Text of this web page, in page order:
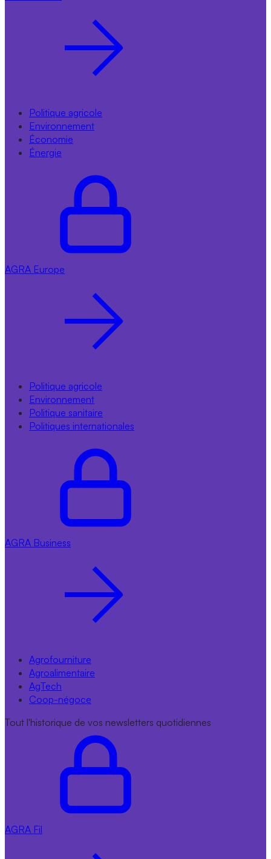
Politique agricole
Environnement
Économie
Énergie
AGRA Europe
Politique agricole
Environnement
Politique sanitaire
Politiques internationales
AGRA Business
Agrofourniture
Agroalimentaire
AgTech
Coop-négoce
Tout l'historique de vos newsletters quotidiennes
AGRA Fil